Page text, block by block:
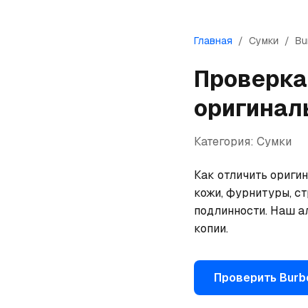
Главная / Сумки /
Проверка
Категория: Сумки
Как отличить
кожи, фурнитуры,
подлинности. Наш
копии.
Проверить